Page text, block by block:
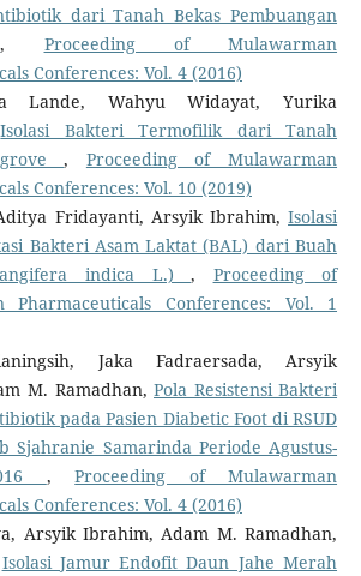
dari Tanah Bekas Pembuangan
, Proceeding of Mulawarman
Conferences: Vol. 4 (2016)
Lande, Wahyu Widayat, Yurika
Isolasi Bakteri Termofilik dari Tanah
, Proceeding of Mulawarman
Conferences: Vol. 10 (2019)
Fridayanti, Arsyik Ibrahim,Isolasi
Bakteri Asam Laktat (BAL) dari Buah
indica L.), Proceeding of
Pharmaceuticals Conferences: Vol. 1
Jaka Fadraersada, Arsyik
M. Ramadhan,Pola Resistensi Bakteri
pada Pasien Diabetic Foot di RSUD
Sjahranie Samarinda Periode Agustus-
,Proceeding of Mulawarman
Conferences: Vol. 4 (2016)
Arsyik Ibrahim, Adam M. Ramadhan,
Isolasi Jamur Endofit Daun Jahe Merah